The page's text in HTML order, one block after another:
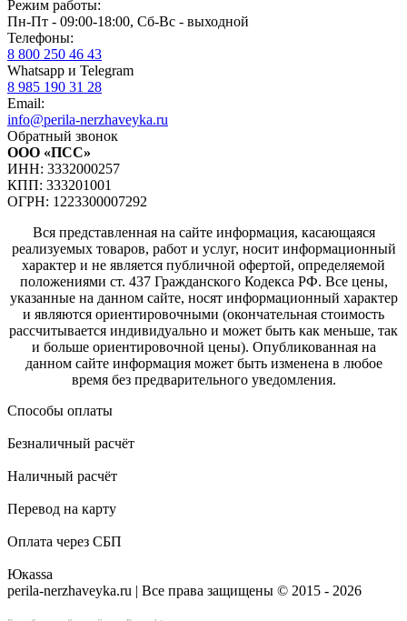
Режим работы:
Пн-Пт - 09:00-18:00, Сб-Вс - выходной
Телефоны:
8 800 250 46 43
Whatsapp и Telegram
8 985 190 31 28
Email:
info@perila-nerzhaveyka.ru
Обратный звонок
ООО «ПСС»
ИНН: 3332000257
КПП: 333201001
ОГРН: 1223300007292
Вся представленная на сайте информация, касающаяся
реализуемых товаров, работ и услуг, носит информационный
характер и не является публичной офертой, определяемой
положениями ст. 437 Гражданского Кодекса РФ. Все цены,
указанные на данном сайте, носят информационный характер
и являются ориентировочными (окончательная стоимость
рассчитывается индивидуально и может быть как меньше, так
и больше ориентировочной цены). Опубликованная на
данном сайте информация может быть изменена в любое
время без предварительного уведомления.
Способы оплаты
Безналичный расчёт
Наличный расчёт
Перевод на карту
Оплата через СБП
Юкаssа
perila-nerzhaveyka.ru | Все права защищены © 2015 - 2026